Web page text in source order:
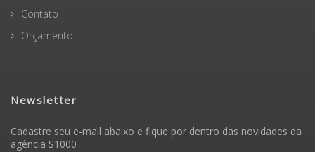
Contato
Orçamento
Newsletter
Cadastre seu e-mail abaixo e fique por dentro das novidades da
agência S1000